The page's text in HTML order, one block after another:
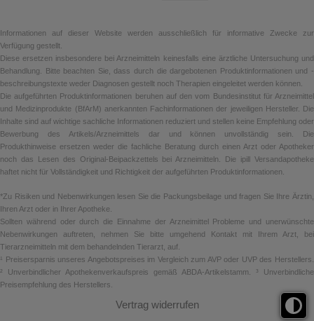
Informationen auf dieser Website werden ausschließlich für informative Zwecke zur
Verfügung gestellt.
Diese ersetzen insbesondere bei Arzneimitteln keinesfalls eine ärztliche Untersuchung und
Behandlung. Bitte beachten Sie, dass durch die dargebotenen Produktinformationen und -
beschreibungstexte weder Diagnosen gestellt noch Therapien eingeleitet werden können.
Die aufgeführten Produktinformationen beruhen auf den vom Bundesinstitut für Arzneimittel
und Medizinprodukte (BfArM) anerkannten Fachinformationen der jeweiligen Hersteller. Die
Inhalte sind auf wichtige sachliche Informationen reduziert und stellen keine Empfehlung oder
Bewerbung des Artikels/Arzneimittels dar und können unvollständig sein. Die
Produkthinweise ersetzen weder die fachliche Beratung durch einen Arzt oder Apotheker
noch das Lesen des Original-Beipackzettels bei Arzneimitteln. Die ipill Versandapotheke
haftet nicht für Vollständigkeit und Richtigkeit der aufgeführten Produktinformationen.
*Zu Risiken und Nebenwirkungen lesen Sie die Packungsbeilage und fragen Sie Ihre Ärztin,
Ihren Arzt oder in Ihrer Apotheke.
Sollten während oder durch die Einnahme der Arzneimittel Probleme und unerwünschte
Nebenwirkungen auftreten, nehmen Sie bitte umgehend Kontakt mit Ihrem Arzt, bei
Tierarzneimitteln mit dem behandelnden Tierarzt, auf.
¹ Preisersparnis unseres Angebotspreises im Vergleich zum AVP oder UVP des Herstellers.
² Unverbindlicher Apothekenverkaufspreis gemäß ABDA-Artikelstamm. ³ Unverbindliche
Preisempfehlung des Herstellers.
Vertrag widerrufen